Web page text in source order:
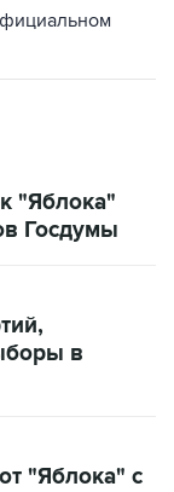
"Яблока"
Госдумы
в
"Яблока" с